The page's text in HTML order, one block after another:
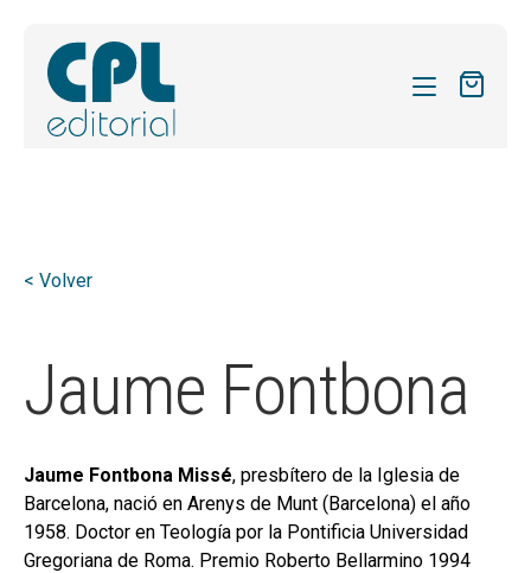
SOBRE NOSOTROS
ACTUALIDAD
menú
hijo
CONTACTO
MI CUENTA
< Volver
Jaume Fontbona
Jaume Fontbona Missé, presbítero de la Iglesia de
Barcelona, nació en Arenys de Munt (Barcelona) el año
1958. Doctor en Teología por la Pontificia Universidad
Gregoriana de Roma. Premio Roberto Bellarmino 1994